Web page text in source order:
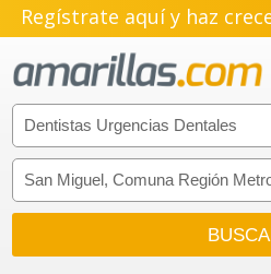
Regístrate aquí y haz